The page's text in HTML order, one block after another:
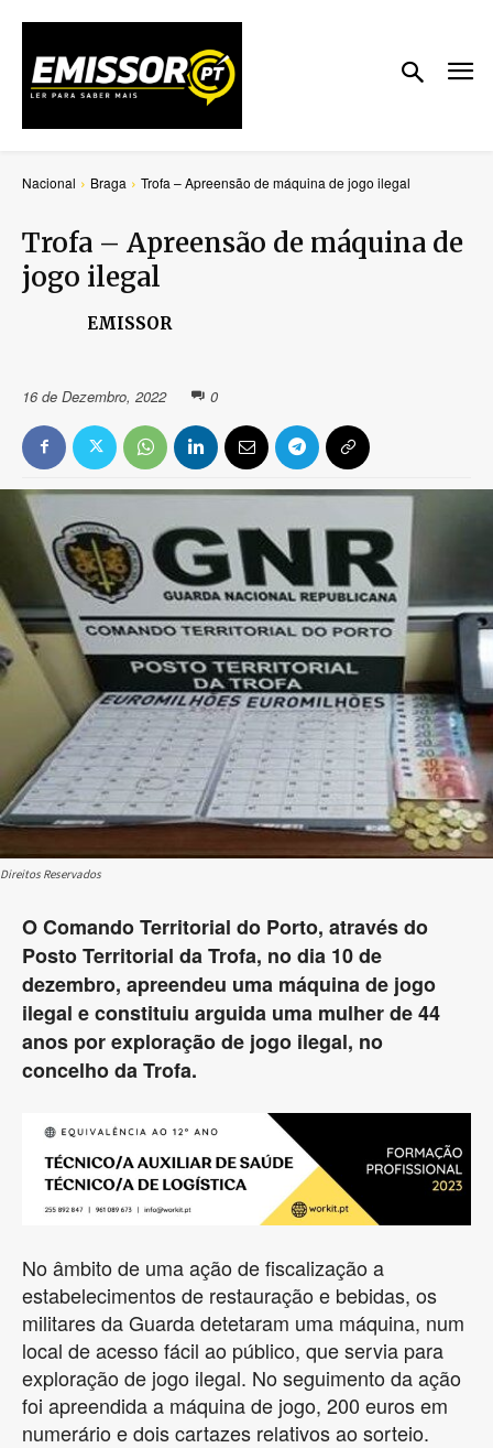
Nacional Braga Trofa – Apreensão de máquina de jogo ilegal
Trofa – Apreensão de máquina de
jogo ilegal
EMISSOR
16 de Dezembro, 2022 0
Direitos Reservados
O Comando Territorial do Porto, através do
Posto Territorial da Trofa, no dia 10 de
dezembro, apreendeu uma máquina de jogo
ilegal e constituiu arguida uma mulher de 44
anos por exploração de jogo ilegal, no
concelho da Trofa.
No âmbito de uma ação de fiscalização a
estabelecimentos de restauração e bebidas, os
militares da Guarda detetaram uma máquina, num
local de acesso fácil ao público, que servia para
exploração de jogo ilegal. No seguimento da ação
foi apreendida a máquina de jogo, 200 euros em
numerário e dois cartazes relativos ao sorteio.